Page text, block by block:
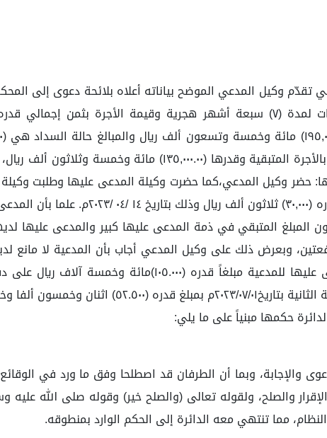
١١/٠١هـ وملخصها: حضر وكيل المدعي،كما حضرت وكيلة المدعى عليها
المتبقي في ذمة المدعى عليها كبير والمدعى عليها
وبعرض ذلك على وكيل المدعي أجاب بأن المدعية لا مانع
وخمسمائة ريال، وتحل الدفعة
حكمها مبنياً على ما يلي:
والإجابة، وبما أن الطرفان قد اصطلحا وفق ما ورد في
والصلح، ولقوله تعالى (والصلح خير) وقوله صلى الله عليه
مما تنتهي معه الدائرة إلى الحكم الوارد بمنطوقه.